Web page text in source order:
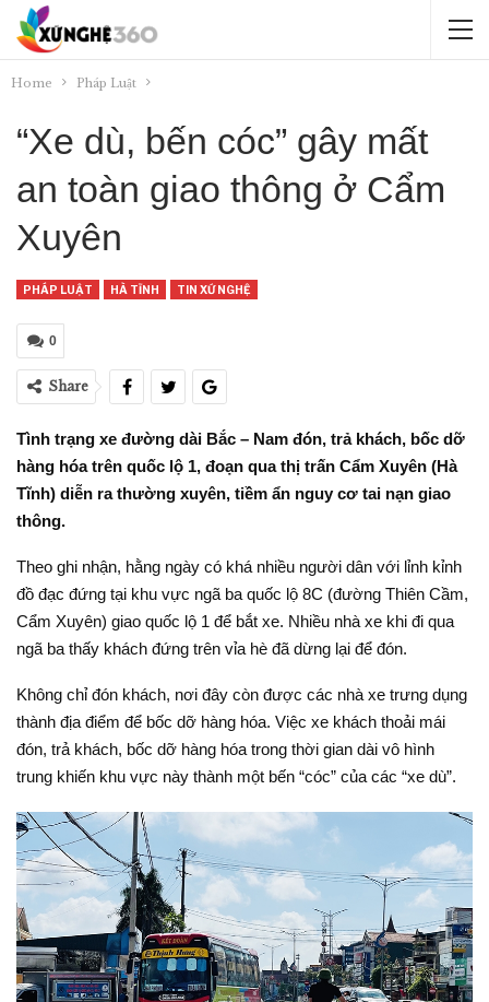
Home Pháp Luật
“Xe dù, bến cóc” gây mất
an toàn giao thông ở Cẩm
Xuyên
PHÁP LUẬT HÀ TĨNH TIN XỨ NGHỆ
0
Share
Tình trạng xe đường dài Bắc – Nam đón, trả khách, bốc dỡ
hàng hóa trên quốc lộ 1, đoạn qua thị trấn Cẩm Xuyên (Hà
Tĩnh) diễn ra thường xuyên, tiềm ẩn nguy cơ tai nạn giao
thông.
Theo ghi nhận, hằng ngày có khá nhiều người dân với lỉnh kỉnh
đồ đạc đứng tại khu vực ngã ba quốc lộ 8C (đường Thiên Cầm,
Cẩm Xuyên) giao quốc lộ 1 để bắt xe. Nhiều nhà xe khi đi qua
ngã ba thấy khách đứng trên vỉa hè đã dừng lại để đón.
Không chỉ đón khách, nơi đây còn được các nhà xe trưng dụng
thành địa điểm để bốc dỡ hàng hóa. Việc xe khách thoải mái
đón, trả khách, bốc dỡ hàng hóa trong thời gian dài vô hình
trung khiến khu vực này thành một bến “cóc” của các “xe dù”.